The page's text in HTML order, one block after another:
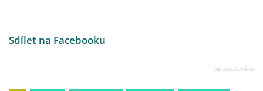
Sdílet na Facebooku